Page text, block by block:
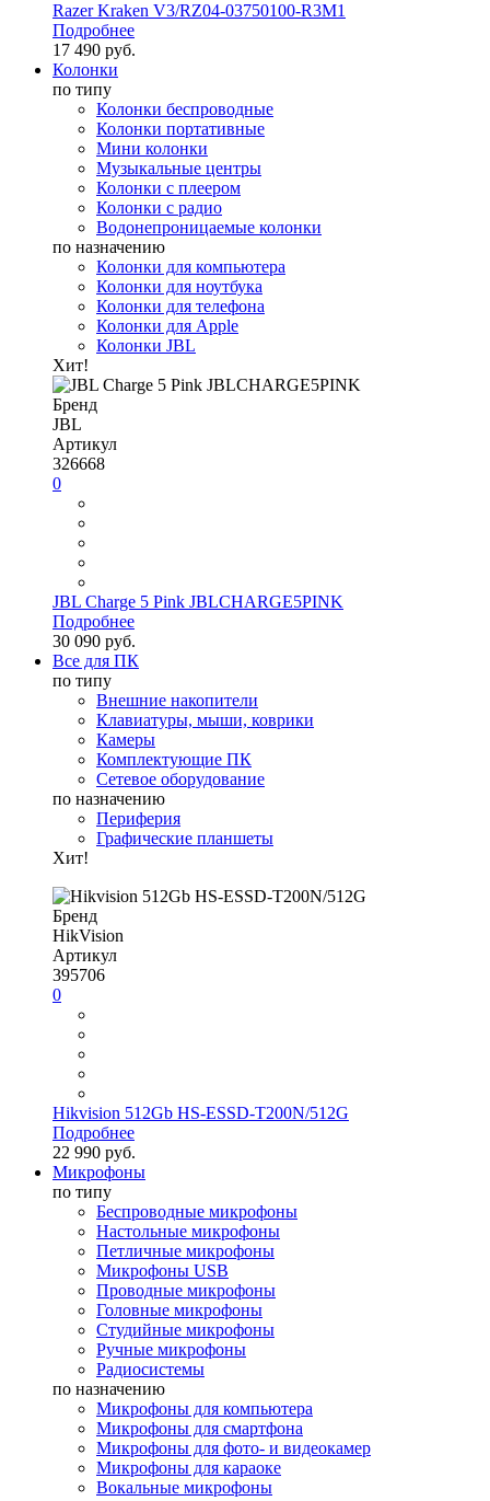
Razer Kraken V3/RZ04-03750100-R3M1
Подробнее
17 490 руб.
Колонки
по типу
Колонки беспроводные
Колонки портативные
Мини колонки
Музыкальные центры
Колонки с плеером
Колонки с радио
Водонепроницаемые колонки
по назначению
Колонки для компьютера
Колонки для ноутбука
Колонки для телефона
Колонки для Apple
Колонки JBL
Хит!
Бренд
JBL
Артикул
326668
0
JBL Charge 5 Pink JBLCHARGE5PINK
Подробнее
30 090 руб.
Все для ПК
по типу
Внешние накопители
Клавиатуры, мыши, коврики
Камеры
Комплектующие ПК
Сетевое оборудование
по назначению
Периферия
Графические планшеты
Хит!
Бренд
HikVision
Артикул
395706
0
Hikvision 512Gb HS-ESSD-T200N/512G
Подробнее
22 990 руб.
Микрофоны
по типу
Беспроводные микрофоны
Настольные микрофоны
Петличные микрофоны
Микрофоны USB
Проводные микрофоны
Головные микрофоны
Студийные микрофоны
Ручные микрофоны
Радиосистемы
по назначению
Микрофоны для компьютера
Микрофоны для смартфона
Микрофоны для фото- и видеокамер
Микрофоны для караоке
Вокальные микрофоны